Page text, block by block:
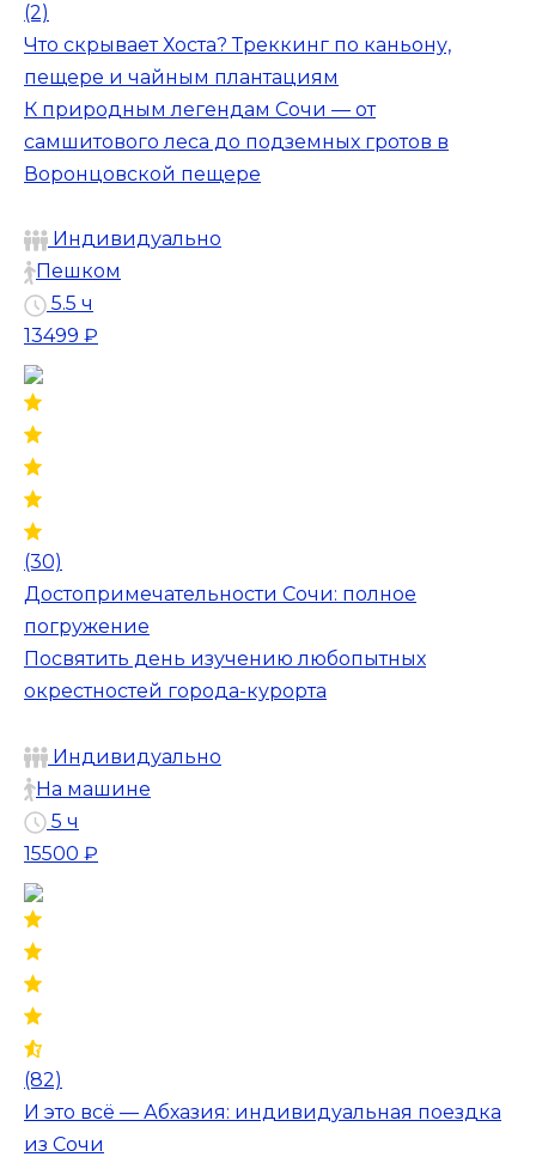
(2)
Что скрывает Хоста? Треккинг по каньону,
пещере и чайным плантациям
К природным легендам Сочи — от
самшитового леса до подземных гротов в
Воронцовской пещере
Индивидуально
Пешком
5.5 ч
13499 ₽
(30)
Достопримечательности Сочи: полное
погружение
Посвятить день изучению любопытных
окрестностей города-курорта
Индивидуально
На машине
5 ч
15500 ₽
(82)
И это всё — Абхазия: индивидуальная поездка
из Сочи